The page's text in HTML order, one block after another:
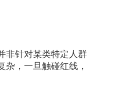
非针对某类特定人群
，一旦触碰红线，